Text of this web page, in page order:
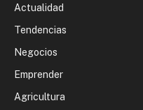
Actualidad
Tendencias
Negocios
Emprender
Agricultura